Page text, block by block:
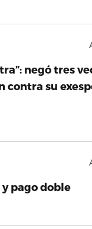
negó tres
contra su
pago doble